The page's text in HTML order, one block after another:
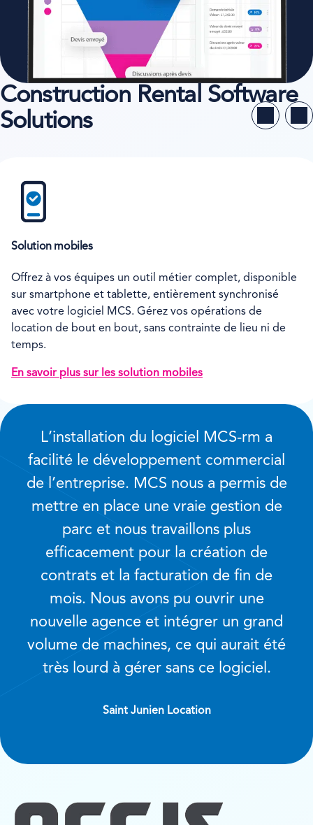
Construction Rental Software
Solutions
Solution mobiles
Offrez à vos équipes un outil métier complet, disponible
sur smartphone et tablette, entièrement synchronisé
avec votre logiciel MCS. Gérez vos opérations de
location de bout en bout, sans contrainte de lieu ni de
temps.
En savoir plus sur les solution mobiles
L’installation du logiciel MCS-rm a
facilité le développement commercial
de l’entreprise. MCS nous a permis de
mettre en place une vraie gestion de
parc et nous travaillons plus
efficacement pour la création de
contrats et la facturation de fin de
mois. Nous avons pu ouvrir une
nouvelle agence et intégrer un grand
volume de machines, ce qui aurait été
très lourd à gérer sans ce logiciel.
Saint Junien Location